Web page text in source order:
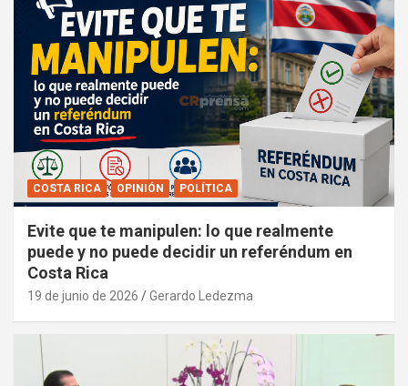
COSTA RICA OPINIÓN POLÍTICA
Evite que te manipulen: lo que realmente
puede y no puede decidir un referéndum en
Costa Rica
19 de junio de 2026 Gerardo Ledezma